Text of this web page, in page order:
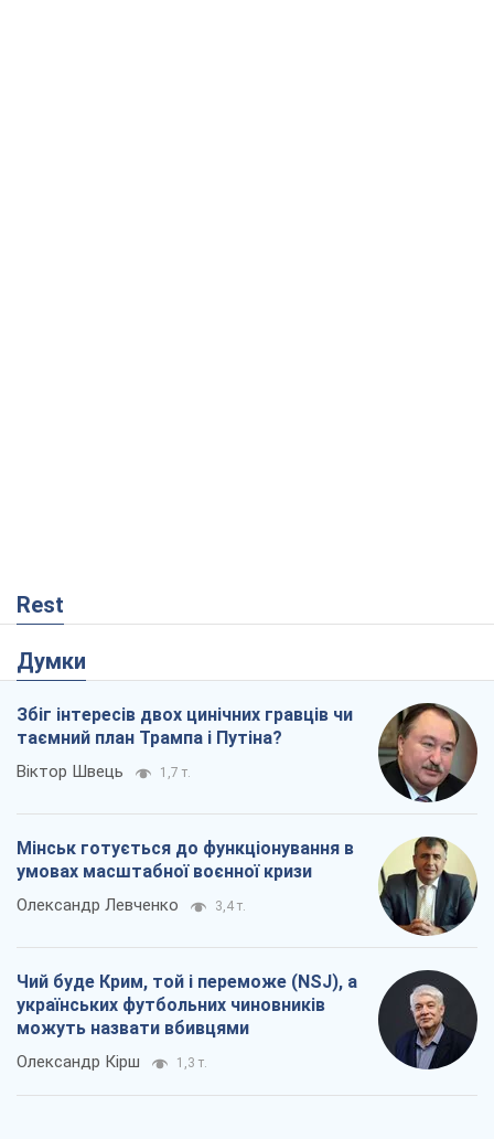
Rest
Думки
Збіг інтересів двох цинічних гравців чи
таємний план Трампа і Путіна?
Віктор Швець 1,7 т.
Мінськ готується до функціонування в
умовах масштабної воєнної кризи
Олександр Левченко 3,4 т.
Чий буде Крим, той і переможе (NSJ), а
українських футбольних чиновників
можуть назвати вбивцями
Олександр Кірш 1,3 т.